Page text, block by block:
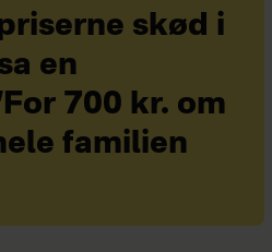
skød i
en
700 kr. om
familien